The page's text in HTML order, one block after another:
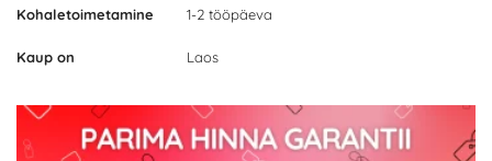
Kohaletoimetamine 1-2 tööpäeva
Kaup on Laos